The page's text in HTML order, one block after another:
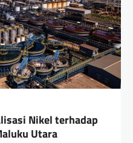
Nikel terhadap
Utara